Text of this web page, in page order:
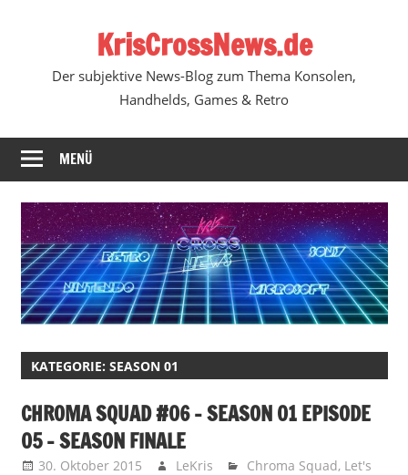
KrisCrossNews.de
Der subjektive News-Blog zum Thema Konsolen,
Handhelds, Games & Retro
MENÜ
KATEGORIE: SEASON 01
CHROMA SQUAD #06 – SEASON 01 EPISODE
05 – SEASON FINALE
30. Oktober 2015 LeKris Chroma Squad, Let's